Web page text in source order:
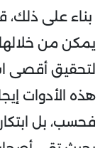
بناء على ذلك،
يمكن من خلالها
لتحقيق أقصى
هذه الأدوات
فحسب، بل